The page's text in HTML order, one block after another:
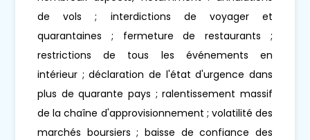
de vols ; interdictions de voyager et
quarantaines ; fermeture de restaurants ;
restrictions de tous les événements en
intérieur ; déclaration de l'état d'urgence dans
plus de quarante pays ; ralentissement massif
de la chaîne d'approvisionnement ; volatilité des
marchés boursiers ; baisse de confiance des